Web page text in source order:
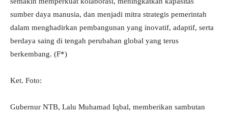
sumber daya manusia, dan menjadi mitra strategis pemerintah
dalam menghadirkan pembangunan yang inovatif, adaptif, serta
berdaya saing di tengah perubahan global yang terus
berkembang. (F*)
Ket. Foto:
Gubernur NTB, Lalu Muhamad Iqbal, memberikan sambutan